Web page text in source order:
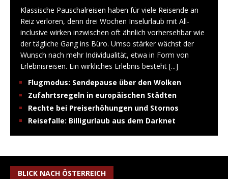
Klassische Pauschalreisen haben für viele Reisende an
Reiz verloren, denn drei Wochen Inselurlaub mit All-
inclusive wirken inzwischen oft ähnlich vorhersehbar wie
der tägliche Gang ins Büro. Umso stärker wächst der
Wunsch nach mehr Individualität, etwa in Form von
Erlebnisreisen. Ein wirkliches Erlebnis besteht [...]
Flugmodus: Sendepause über den Wolken
Zufahrtsregeln in europäischen Städten
Rechte bei Preiserhöhungen und Stornos
Reisefalle: Billigurlaub aus dem Darknet
BLICK NACH ÖSTERREICH